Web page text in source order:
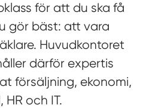
för att du ska få
gör bäst: att vara
Huvudkontoret
därför expertis
försäljning, ekonomi,
och IT.